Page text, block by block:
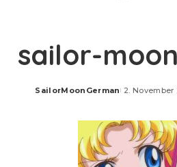
sailor-
Posted
SailorMoonGerman 2. November